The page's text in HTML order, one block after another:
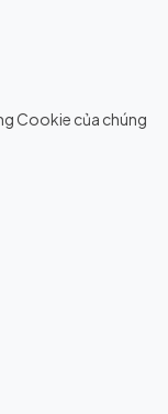
Cookie của chúng